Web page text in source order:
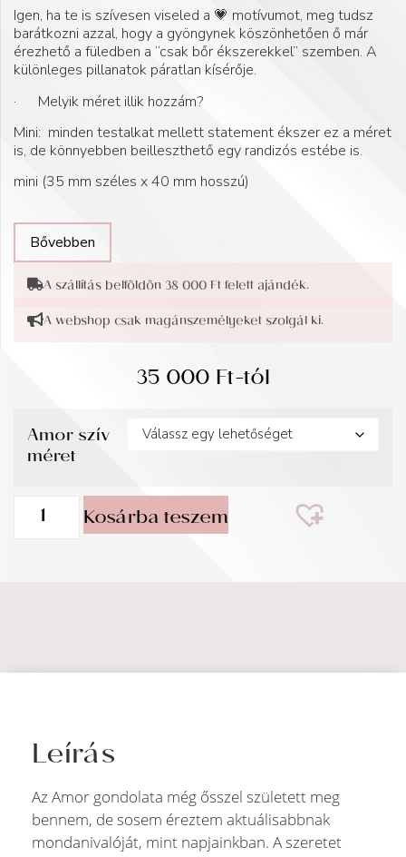
Igen, ha te is szívesen viseled a 💗 motívumot, meg tudsz
barátkozni azzal, hogy a gyöngynek köszönhetően ő már
érezhető a füledben a “csak bőr ékszerekkel” szemben. A
különleges pillanatok páratlan kísérője.
· Melyik méret illik hozzám?
Mini: minden testalkat mellett statement ékszer ez a méret
is, de könnyebben beilleszthető egy randizós estébe is.
mini (35 mm széles x 40 mm hosszú)
Bővebben
A szállítás belföldön 38 000 Ft felett ajándék.
A webshop csak magánszemélyeket szolgál ki.
35 000Ft-tól
Amor szív
méret
Kosárba teszem
Leírás
Az Amor gondolata még ősszel született meg
bennem, de sosem éreztem aktuálisabbnak
mondanivalóját, mint napjainkban. A szeretet